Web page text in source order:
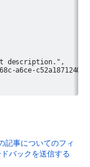
記事についてのフィ
ドバックを送信する